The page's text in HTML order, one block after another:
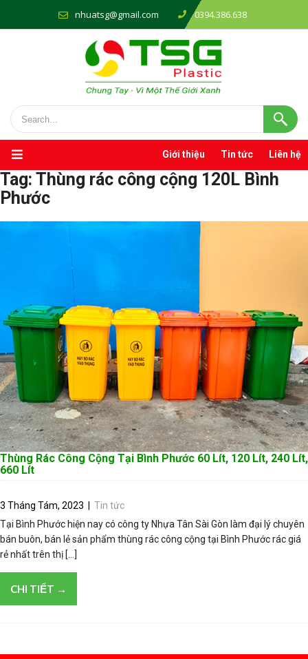
nhuatsg@gmail.com 0394.386.638
Giới thiệu Tin tức Liên hệ
Tag: Thùng rác công cộng 120L Bình
Phước
Thùng Rác Công Cộng Tại Bình Phước 60 Lít, 120 Lít, 240 Lít,
660 Lít
3 Tháng Tám, 2023
Tin tức
Tại Bình Phước hiện nay có công ty Nhựa Tân Sài Gòn làm đại lý chuyên
bán buôn, bán lẻ sản phẩm thùng rác công cộng tại Bình Phước rác giá
rẻ nhất trên thị […]
CHI TIẾT →